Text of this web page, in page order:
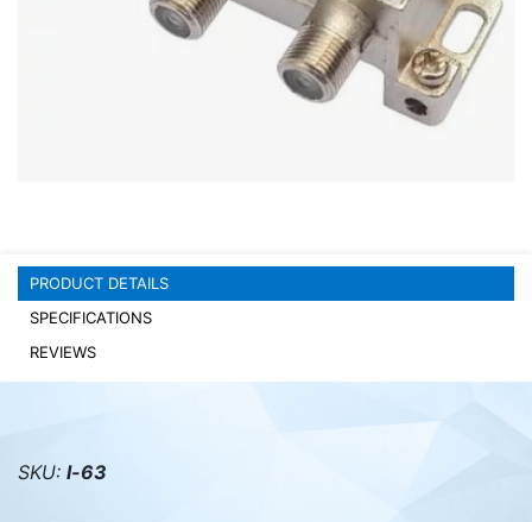
Server equipment
PC components
PRODUCT DETAILS
SPECIFICATIONS
REVIEWS
SKU: l-63